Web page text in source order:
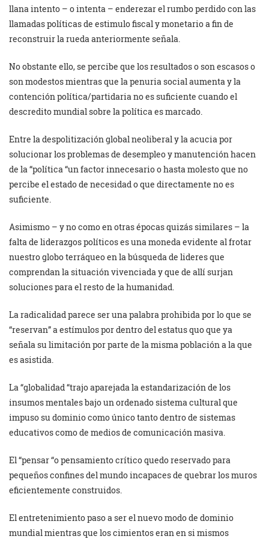
llana intento – o intenta – enderezar el rumbo perdido con las
llamadas políticas de estimulo fiscal y monetario a fin de
reconstruir la rueda anteriormente señala.
No obstante ello, se percibe que los resultados o son escasos o
son modestos mientras que la penuria social aumenta y la
contención política/partidaria no es suficiente cuando el
descredito mundial sobre la política es marcado.
Entre la despolitización global neoliberal y la acucia por
solucionar los problemas de desempleo y manutención hacen
de la “política “un factor innecesario o hasta molesto que no
percibe el estado de necesidad o que directamente no es
suficiente.
Asimismo – y no como en otras épocas quizás similares – la
falta de liderazgos políticos es una moneda evidente al frotar
nuestro globo terráqueo en la búsqueda de lideres que
comprendan la situación vivenciada y que de allí surjan
soluciones para el resto de la humanidad.
La radicalidad parece ser una palabra prohibida por lo que se
“reservan” a estímulos por dentro del estatus quo que ya
señala su limitación por parte de la misma población a la que
es asistida.
La “globalidad “trajo aparejada la estandarización de los
insumos mentales bajo un ordenado sistema cultural que
impuso su dominio como único tanto dentro de sistemas
educativos como de medios de comunicación masiva.
El “pensar “o pensamiento crítico quedo reservado para
pequeños confines del mundo incapaces de quebrar los muros
eficientemente construidos.
El entretenimiento paso a ser el nuevo modo de dominio
mundial mientras que los cimientos eran en si mismos